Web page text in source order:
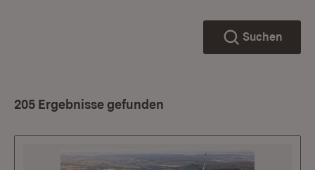
Suchen
205 Ergebnisse gefunden